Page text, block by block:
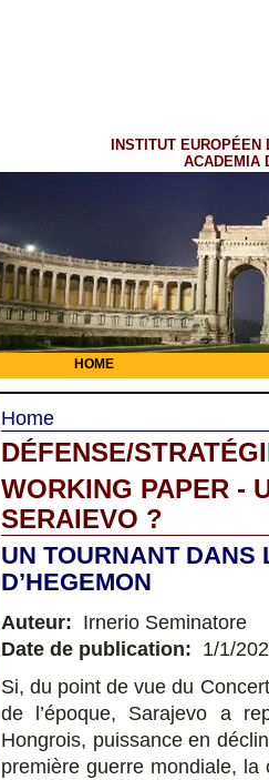
INSTITUT EUROPÉEN
ACADEMIA
HOME
Home
DÉFENSE/
WORKING PAPER -
SERAIEVO ?
UN TOURNANT DANS
D’HEGEMON
Auteur: Irnerio Seminatore
Date de publication: 1/1/
Si, du point de vue du
de l’époque, Sarajevo a
Hongrois, puissance en
première guerre mondiale,